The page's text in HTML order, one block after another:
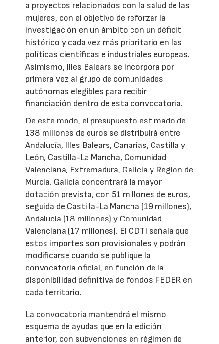
a proyectos relacionados con la salud de las
mujeres, con el objetivo de reforzar la
investigación en un ámbito con un déficit
histórico y cada vez más prioritario en las
políticas científicas e industriales europeas.
Asimismo, Illes Balears se incorpora por
primera vez al grupo de comunidades
autónomas elegibles para recibir
financiación dentro de esta convocatoria.
De este modo, el presupuesto estimado de
138 millones de euros se distribuirá entre
Andalucía, Illes Balears, Canarias, Castilla y
León, Castilla-La Mancha, Comunidad
Valenciana, Extremadura, Galicia y Región de
Murcia. Galicia concentrará la mayor
dotación prevista, con 51 millones de euros,
seguida de Castilla-La Mancha (19 millones),
Andalucía (18 millones) y Comunidad
Valenciana (17 millones). El CDTI señala que
estos importes son provisionales y podrán
modificarse cuando se publique la
convocatoria oficial, en función de la
disponibilidad definitiva de fondos FEDER en
cada territorio.
La convocatoria mantendrá el mismo
esquema de ayudas que en la edición
anterior, con subvenciones en régimen de